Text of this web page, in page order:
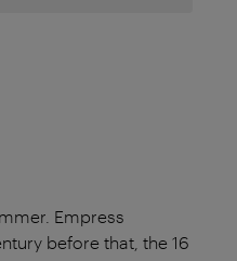
Empress
before that, the 16